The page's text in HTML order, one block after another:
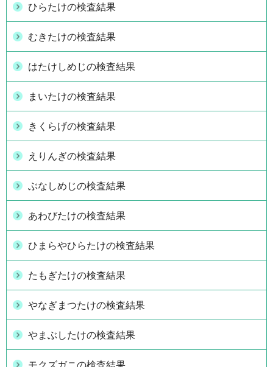
ひらたけの検査結果
むきたけの検査結果
はたけしめじの検査結果
まいたけの検査結果
きくらげの検査結果
えりんぎの検査結果
ぶなしめじの検査結果
あわびたけの検査結果
ひまらやひらたけの検査結果
たもぎたけの検査結果
やなぎまつたけの検査結果
やまぶしたけの検査結果
モクズガニの検査結果